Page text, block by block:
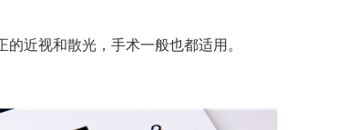
近视和散光，手术一般也都适用。